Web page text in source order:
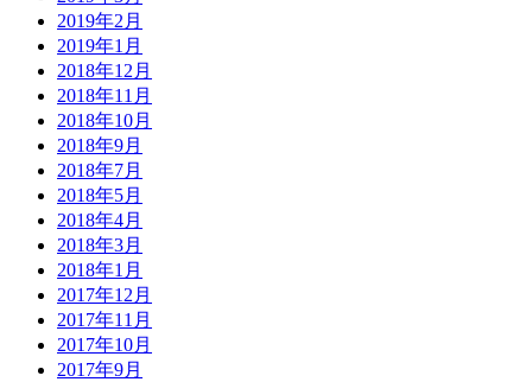
2019年2月
2019年1月
2018年12月
2018年11月
2018年10月
2018年9月
2018年7月
2018年5月
2018年4月
2018年3月
2018年1月
2017年12月
2017年11月
2017年10月
2017年9月